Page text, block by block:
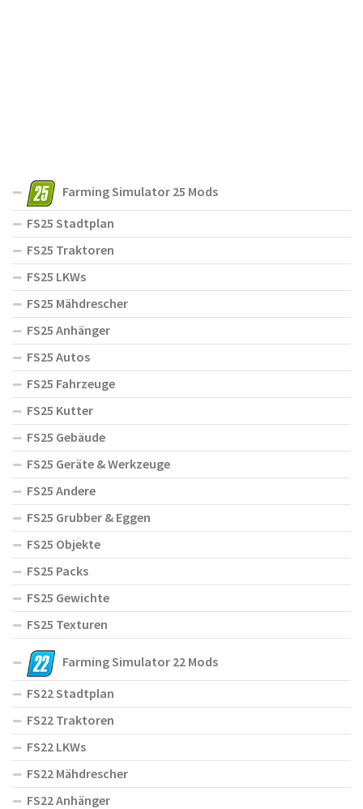
Farming Simulator 25 Mods
FS25 Stadtplan
FS25 Traktoren
FS25 LKWs
FS25 Mähdrescher
FS25 Anhänger
FS25 Autos
FS25 Fahrzeuge
FS25 Kutter
FS25 Gebäude
FS25 Geräte & Werkzeuge
FS25 Andere
FS25 Grubber & Eggen
FS25 Objekte
FS25 Packs
FS25 Gewichte
FS25 Texturen
Farming Simulator 22 Mods
FS22 Stadtplan
FS22 Traktoren
FS22 LKWs
FS22 Mähdrescher
FS22 Anhänger